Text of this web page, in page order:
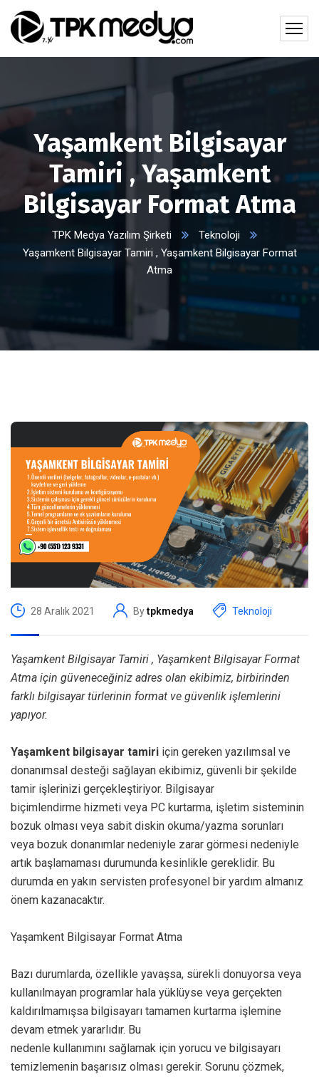
Yaşamkent Bilgisayar
Tamiri , Yaşamkent
Bilgisayar Format Atma
TPK Medya Yazılım Şirketi
Teknoloji
Yaşamkent Bilgisayar Tamiri , Yaşamkent Bilgisayar Format
Atma
28 Aralık 2021 Bytpkmedya Teknoloji
Yaşamkent Bilgisayar Tamiri , Yaşamkent Bilgisayar Format
Atma için güveneceğiniz adres olan ekibimiz, birbirinden
farklı bilgisayar türlerinin format ve güvenlik işlemlerini
yapıyor.
Yaşamkent bilgisayar tamiri için gereken yazılımsal ve
donanımsal desteği sağlayan ekibimiz, güvenli bir şekilde
tamir işlerinizi gerçekleştiriyor. Bilgisayar
biçimlendirme hizmeti veya PC kurtarma, işletim sisteminin
bozuk olması veya sabit diskin okuma/yazma sorunları
veya bozuk donanımlar nedeniyle zarar görmesi nedeniyle
artık başlamaması durumunda kesinlikle gereklidir. Bu
durumda en yakın servisten profesyonel bir yardım almanız
önem kazanacaktır.
Yaşamkent Bilgisayar Format Atma
Bazı durumlarda, özellikle yavaşsa, sürekli donuyorsa veya
kullanılmayan programlar hala yüklüyse veya gerçekten
kaldırılmamışsa bilgisayarı tamamen kurtarma işlemine
devam etmek yararlıdır. Bu
nedenle kullanımını sağlamak için yorucu ve bilgisayarı
temizlemenin başarısız olması gerekir. Sorunu çözmek,